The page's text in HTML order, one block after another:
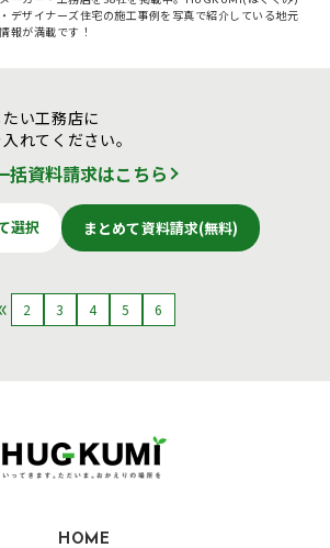
デザイナーズ住宅の施工事例を写真で紹介している地元
報が満載です！
い工務店に
れてください。
括資料請求はこちら
選択 まとめて資料請求(無料)
2 3 4 5 6
HOME